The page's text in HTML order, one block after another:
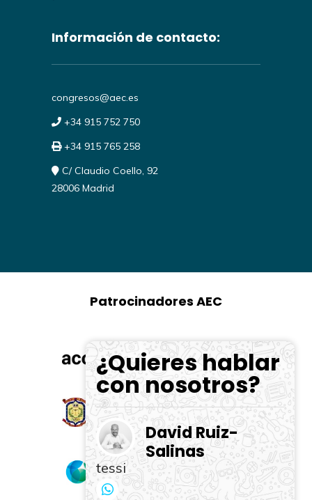
¿Quieres hablar
con nosotros?
David Ruiz-
Salinas
tessi
Información de contacto:
congresos@aec.es
+34 915 752 750
+34 915 765 258
C/ Claudio Coello, 92
28006 Madrid
Patrocinadores AEC